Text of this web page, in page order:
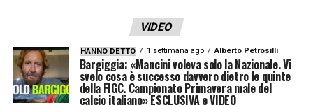
VIDEO
HANNO DETTO 1 settimana ago Alberto Petrosilli
Bargiggia: «Mancini voleva solo la Nazionale. Vi
svelo cosa è successo davvero dietro le quinte
della FIGC. Campionato Primavera male del
calcio italiano» ESCLUSIVA e VIDEO